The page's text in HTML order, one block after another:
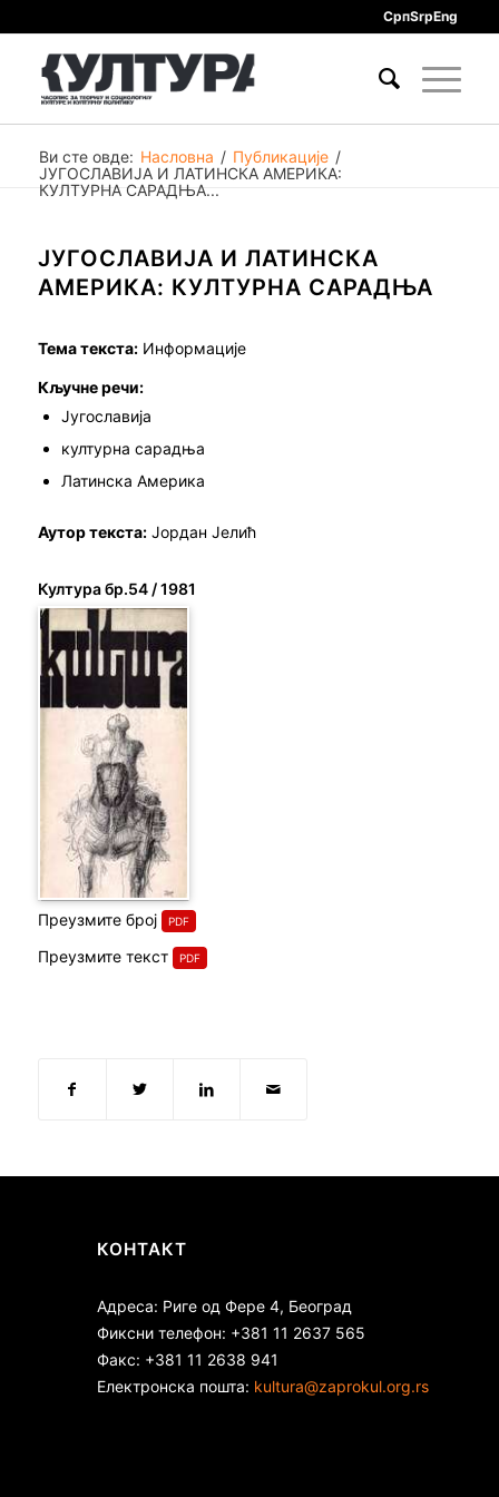
СрпSrpEng
Ви сте овде: Насловна / Публикације /
ЈУГОСЛАВИЈА И ЛАТИНСКА АМЕРИКА:
КУЛТУРНА САРАДЊА...
ЈУГОСЛАВИЈА И ЛАТИНСКА
АМЕРИКА: КУЛТУРНА САРАДЊА
Тема текста:Информације
Кључне речи:
Југославија
културна сарадња
Латинска Америка
Аутор текста:Јордан Јелић
Култура бр.54 / 1981
Преузмите број
Преузмите текст
КОНТАКТ
Адреса: Риге од Фере 4, Београд
Фиксни телефон: +381 11 2637 565
Факс: +381 11 2638 941
Електронска пошта: kultura@zaprokul.org.rs